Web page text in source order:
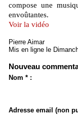
compose une
envoûtantes.
Voir la vidéo
Pierre Aimar
Mis en ligne le
Nouveau
Nom * :
Adresse email (non